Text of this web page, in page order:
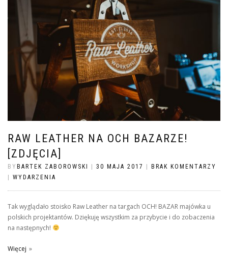
RAW LEATHER NA OCH BAZARZE!
[ZDJĘCIA]
BY BARTEK ZABOROWSKI 30 MAJA 2017
BRAK KOMENTARZY
WYDARZENIA
Tak wyglądało stoisko Raw Leather na targach OCH! BAZAR majówka u
polskich projektantów. Dziękuję wszystkim za przybycie i do zobaczenia
na następnych!
Więcej